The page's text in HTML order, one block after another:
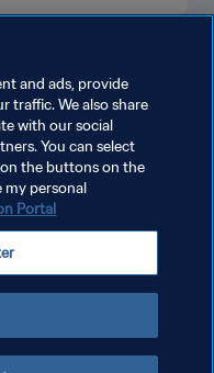
FIFA بولندا ٢٠١٩
and ads, provide
traffic. We also share
with our social
You can select
the buttons on the
my personal
Portal